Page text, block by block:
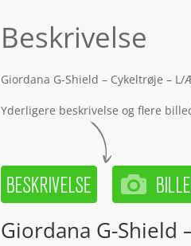
Beskrivelse
Giordana G-Shield – Cykeltrøje –
Yderligere beskrivelse og flere
Giordana G-Shield